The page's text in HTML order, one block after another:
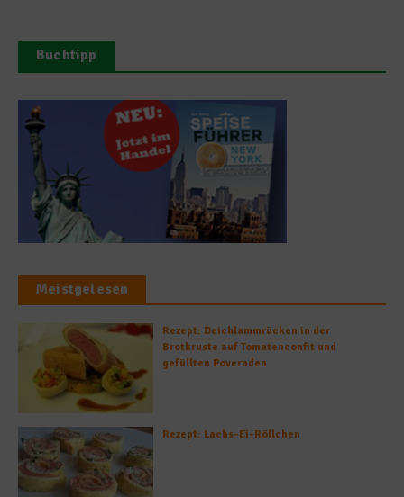
Buchtipp
Meistgelesen
Rezept: Deichlammrücken in der
Brotkruste auf Tomatenconfit und
gefüllten Poveraden
Rezept: Lachs-Ei-Röllchen